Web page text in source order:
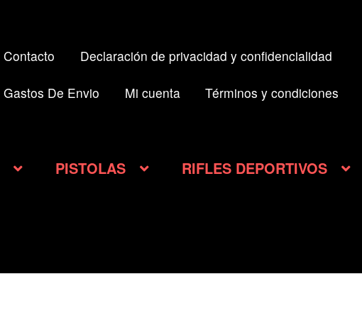
Contacto Declaración de privacidad y confidencialidad
Gastos De Envio Mi cuenta Términos y condiciones
PISTOLAS RIFLES DEPORTIVOS